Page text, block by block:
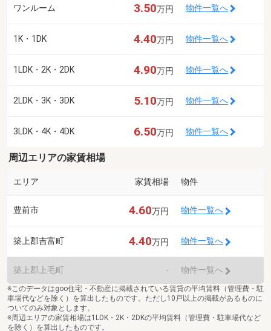
ワンルーム 3.50万円 物件一覧へ
1K・1DK 4.40万円 物件一覧へ
1LDK・2K・2DK 4.90万円 物件一覧へ
2LDK・3K・3DK 5.10万円 物件一覧へ
3LDK・4K・4DK 6.50万円 物件一覧へ
周辺エリアの家賃相場
エリア 家賃相場 物件
豊前市 4.60万円 物件一覧へ
築上郡吉富町 4.40万円 物件一覧へ
築上郡上毛町 - 物件一覧へ
※このデータはgoo住宅・不動産に掲載されている賃貸の平均賃料（管理費・駐
車場代などを除く）を算出したものです。ただし10戸以上の掲載があるものに
ついてのみ対象とします。
※周辺エリアの家賃相場は1LDK・2K・2DKの平均賃料（管理費・駐車場代など
を除く）を算出したものです。